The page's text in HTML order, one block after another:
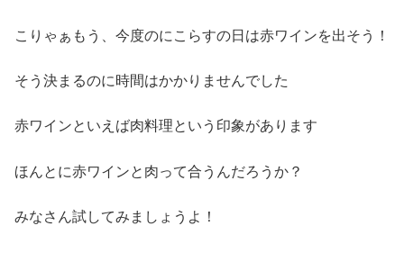
こりゃぁもう、今度のにこらすの日は赤ワインを出そう！
そう決まるのに時間はかかりませんでした
赤ワインといえば肉料理という印象があります
ほんとに赤ワインと肉って合うんだろうか？
みなさん試してみましょうよ！